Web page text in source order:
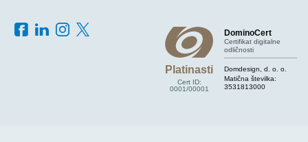
Platinasti
Cert ID:
0001/00001
DominoCert
Certifikat digitalne
odličnosti
Domdesign, d. o. o.
Matična številka:
3531813000